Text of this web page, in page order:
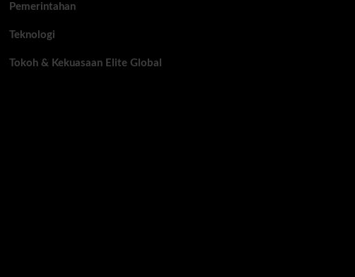
Pemerintahan
Teknologi
Tokoh & Kekuasaan Elite Global